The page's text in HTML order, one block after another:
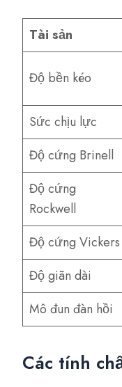
Tài sản
Độ bền kéo
Sức chịu lực
Độ cứng Brinell
Độ cứng
Rockwell
Độ cứng Vickers
Độ giãn dài
Mô đun đàn hồi
Các tính